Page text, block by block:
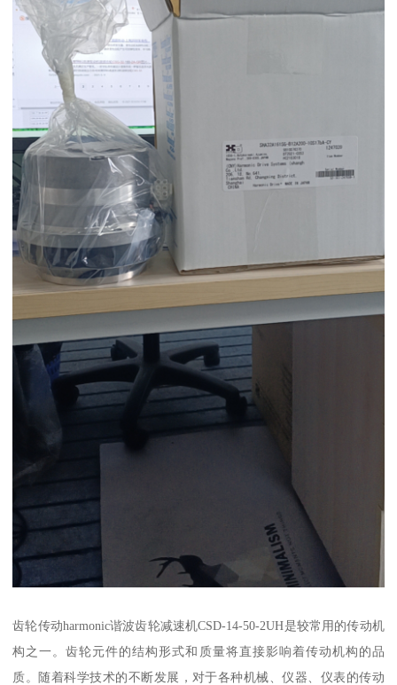
齿轮传动harmonic谐波齿轮减速机CSD-14-50-2UH是较常用的传动机
构之一。齿轮元件的结构形式和质量将直接影响着传动机构的品
质。随着科学技术的不断发展，对于各种机械、仪器、仪表的传动